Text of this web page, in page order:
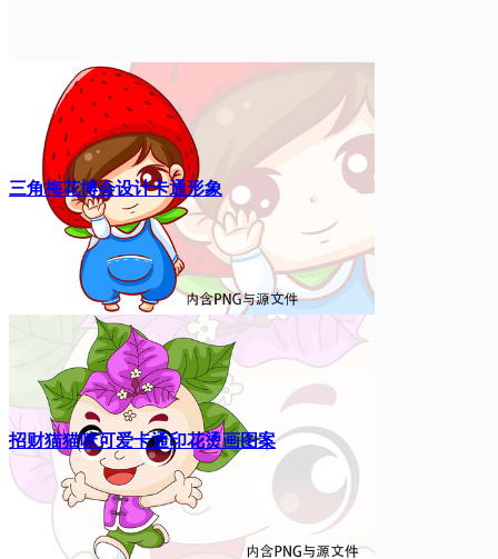
三角梅花博会设计卡通形象
招财猫猫咪可爱卡通印花烫画图案